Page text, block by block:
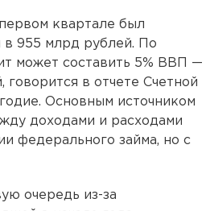
квартале был
955 млрд рублей. По
может составить 5% ВВП —
говорится в отчете Счетной
Основным источником
доходами и расходами
федерального займа, но с
очередь из-за